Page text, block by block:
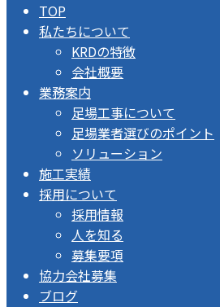
TOP
私たちについて
KRDの特徴
会社概要
業務案内
足場工事について
足場業者選びのポイント
ソリューション
施工実績
採用について
採用情報
人を知る
募集要項
協力会社募集
ブログ